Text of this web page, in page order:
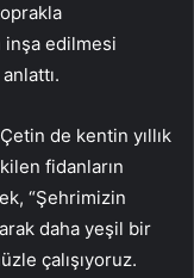
inşa edilmesi
de kentin yıllık
fidanların
“Şehrimizin
daha yeşil bir
çalışıyoruz.